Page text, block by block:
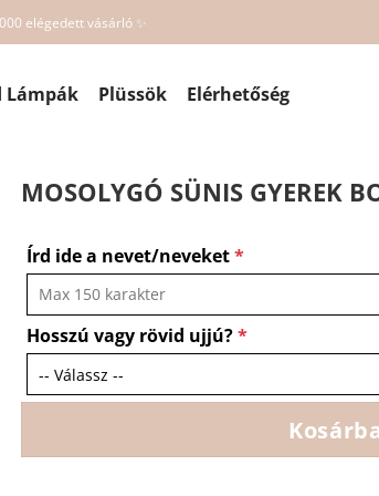
elégedett vásárló ✨
Lámpák Plüssök Elérhetőség
MOSOLYGÓ SÜNIS GYEREK
Írd ide a nevet/neveket*
Hosszú vagy rövid ujjú?*